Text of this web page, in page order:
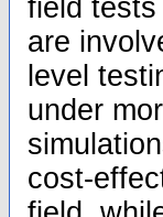
field
are
level
under
cost-